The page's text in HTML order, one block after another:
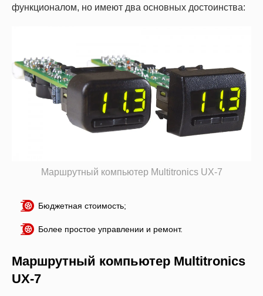
функционалом, но имеют два основных достоинства:
Маршрутный компьютер Multitronics UX-7
Бюджетная стоимость;
Более простое управлении и ремонт.
Маршрутный компьютер Multitronics
UX-7